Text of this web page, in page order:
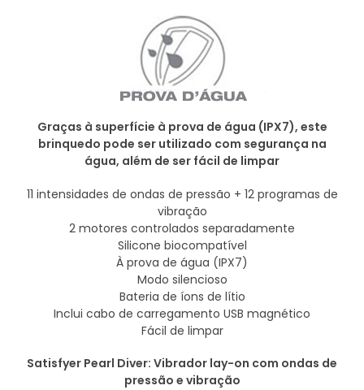
Graças à superfície à prova de água (IPX7), este
brinquedo pode ser utilizado com segurança na
água, além de ser fácil de limpar
11 intensidades de ondas de pressão + 12 programas de
vibração
2 motores controlados separadamente
Silicone biocompatível
À prova de água (IPX7)
Modo silencioso
Bateria de íons de lítio
Inclui cabo de carregamento USB magnético
Fácil de limpar
Satisfyer Pearl Diver: Vibrador lay-on com ondas de
pressão e vibração